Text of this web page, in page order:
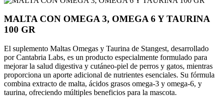
MALTA CON OMEGA 3, OMEGA 6 Y TAURINA
100 GR
El suplemento Maltas Omegas y Taurina de Stangest, desarrollado
por Cantabria Labs, es un producto especialmente formulado para
mejorar la salud digestiva y cutáneo-piel de perros y gatos, mientras
proporciona un aporte adicional de nutrientes esenciales. Su fórmula
combina extracto de malta, ácidos grasos omega-3 y omega-6, y
taurina, ofreciendo múltiples beneficios para la mascota.